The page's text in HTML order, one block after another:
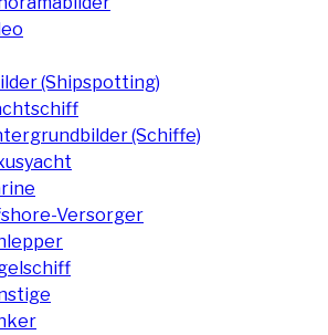
(Shipspotting)
(Schiffe)
Versorger